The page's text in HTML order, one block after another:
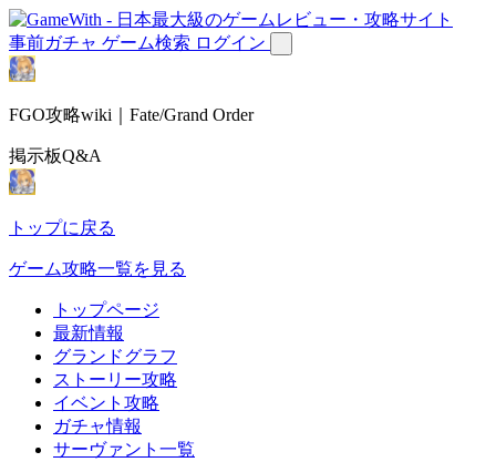
事前ガチャ ゲーム検索 ログイン
FGO攻略wiki｜Fate/Grand Order
掲示板Q&A
トップに戻る
ゲーム攻略一覧を見る
トップページ
最新情報
グランドグラフ
ストーリー攻略
イベント攻略
ガチャ情報
サーヴァント一覧